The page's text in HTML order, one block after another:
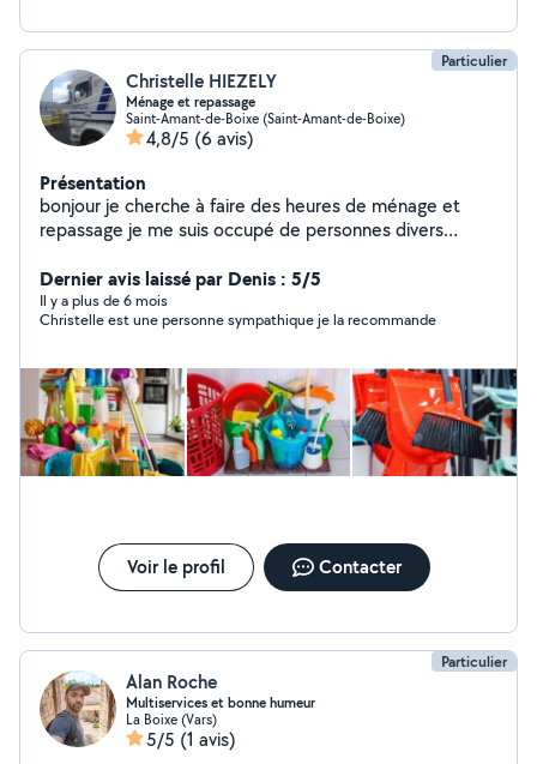
Particulier
Christelle HIEZELY
Ménage et repassage
Saint-Amant-de-Boixe (Saint-Amant-de-Boixe)
4,8/5 (6 avis)
Présentation
bonjour je cherche à faire des heures de ménage et
repassage je me suis occupé de personnes divers
etudie toutes propositions PAS sérieux s abstenir merci
Dernier avis laissé par Denis : 5/5
Il y a plus de 6 mois
Christelle est une personne sympathique je la recommande
Voir le profil Contacter
Particulier
Alan Roche
Multiservices et bonne humeur
La Boixe (Vars)
5/5 (1 avis)